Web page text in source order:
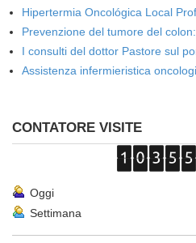
Hipertermia Oncológica Local
Prevenzione del tumore del
I consulti del dottor Pastore sul
Assistenza infermieristica
CONTATORE VISITE
Oggi
Settimana